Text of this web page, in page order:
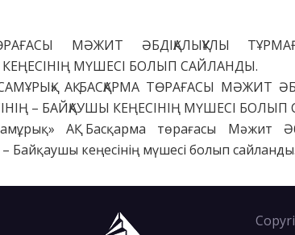
МӘЖИТ ӘБДІҚАЛЫҚҰЛЫ
МҮШЕСІ БОЛЫП САЙЛАНДЫ.
АҚ БАСҚАРМА ТӨРАҒАСЫ МӘЖИТ
– БАЙҚАУШЫ КЕҢЕСІНІҢ МҮШЕСІ
АҚ Басқарма төрағасы Мәжит
кеңесінің мүшесі болып